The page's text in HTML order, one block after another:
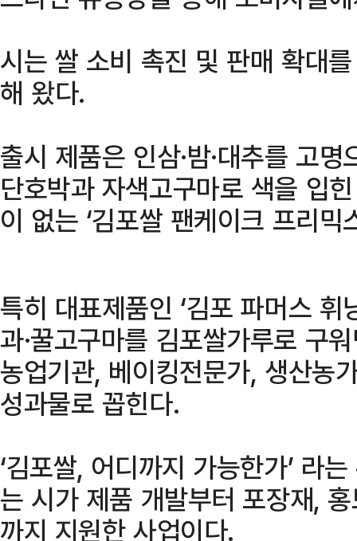
시는 쌀 소비 촉진 및 판매 확대
해 왔다.
출시 제품은 인삼·밤·대추를 고명
단호박과 자색고구마로 색을 입
이 없는 ‘김포쌀 팬케이크 프리믹
특히 대표제품인 ‘김포 파머스 휘
과·꿀고구마를 김포쌀가루로 구
농업기관, 베이킹전문가, 생산농
성과물로 꼽힌다.
‘김포쌀, 어디까지 가능한가’ 라
는 시가 제품 개발부터 포장재,
까지 지원한 사업이다.